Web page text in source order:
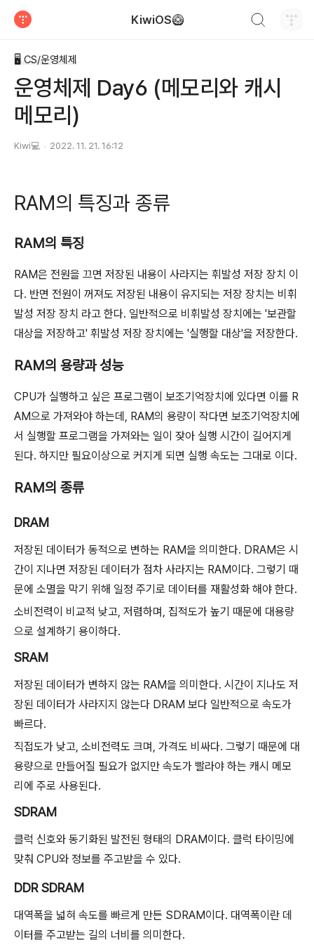
KiwiOS🥝
🖥 CS/운영체제
운영체제 Day6 (메모리와 캐시
메모리)
Kiwi💻 2022. 11. 21. 16:12
RAM의 특징과 종류
RAM의 특징
RAM은 전원을 끄면 저장된 내용이 사라지는 휘발성 저장 장치 이
다. 반면 전원이 꺼져도 저장된 내용이 유지되는 저장 장치는 비휘
발성 저장 장치 라고 한다. 일반적으로 비휘발성 장치에는 '보관할
대상을 저장하고' 휘발성 저장 장치에는 '실행할 대상'을 저장한다.
RAM의 용량과 성능
CPU가 실행하고 싶은 프로그램이 보조기억장치에 있다면 이를 R
AM으로 가져와야 하는데, RAM의 용량이 작다면 보조기억장치에
서 실행할 프로그램을 가져와는 일이 잦아 실행 시간이 길어지게
된다. 하지만 필요이상으로 커지게 되면 실행 속도는 그대로 이다.
RAM의 종류
DRAM
저장된 데이터가 동적으로 변하는 RAM을 의미한다. DRAM은 시
간이 지나면 저장된 데이터가 점차 사라지는 RAM이다. 그렇기 때
문에 소멸을 막기 위해 일정 주기로 데이터를 재활성화 해야 한다.
소비전력이 비교적 낮고, 저렴하며, 집적도가 높기 때문에 대용량
으로 설계하기 용이하다.
SRAM
저장된 데이터가 변하지 않는 RAM을 의미한다. 시간이 지나도 저
장된 데이터가 사라지지 않는다 DRAM 보다 일반적으로 속도가
빠르다.
직접도가 낮고, 소비전력도 크며, 가격도 비싸다. 그렇기 때문에 대
용량으로 만들어질 필요가 없지만 속도가 빨라야 하는 캐시 메모
리에 주로 사용된다.
SDRAM
클럭 신호와 동기화된 발전된 형태의 DRAM이다. 클럭 타이밍에
맞춰 CPU와 정보를 주고받을 수 있다.
DDR SDRAM
대역폭을 넓혀 속도를 빠르게 만든 SDRAM이다. 대역폭이란 데
이터를 주고받는 길의 너비를 의미한다.